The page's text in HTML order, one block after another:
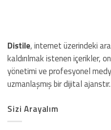
Distile, internet üzerindeki
kaldırılmak istenen içerikler,
yönetimi ve profesyonel
uzmanlaşmış bir dijital ajanstır.
Sizi Arayalım